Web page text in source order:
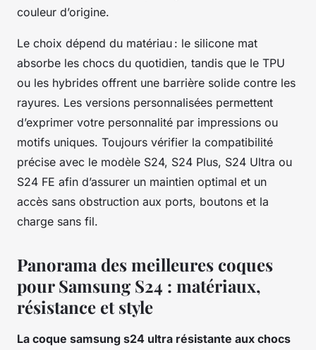
couleur d’origine.
Le choix dépend du matériau : le silicone mat
absorbe les chocs du quotidien, tandis que le TPU
ou les hybrides offrent une barrière solide contre les
rayures. Les versions personnalisées permettent
d’exprimer votre personnalité par impressions ou
motifs uniques. Toujours vérifier la compatibilité
précise avec le modèle S24, S24 Plus, S24 Ultra ou
S24 FE afin d’assurer un maintien optimal et un
accès sans obstruction aux ports, boutons et la
charge sans fil.
Panorama des meilleures coques
pour Samsung S24 : matériaux,
résistance et style
La coque samsung s24 ultra résistante aux chocs